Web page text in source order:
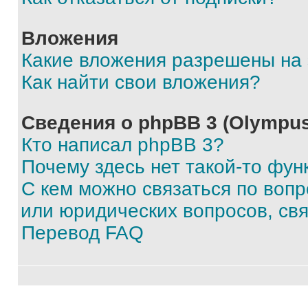
Вложения
Какие вложения разрешены
Как найти свои вложения?
Сведения о phpBB 3
Кто написал phpBB 3?
Почему здесь нет такой-то
С кем можно связаться по
или юридических вопросов,
Перевод FAQ